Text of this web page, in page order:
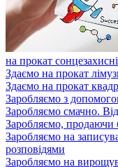
на прокат
Здаємо на прокат
Здаємо на прокат
Заробляємо з
Заробляємо смачно.
Заробляємо, продаючи
Заробляємо на
розповідями
Заробляємо на